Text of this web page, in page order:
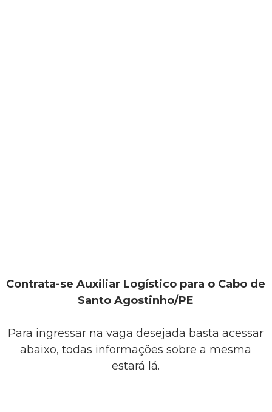
Contrata-se Auxiliar Logístico para o Cabo de
Santo Agostinho/PE
Para ingressar na vaga desejada basta acessar
abaixo, todas informações sobre a mesma
estará lá.